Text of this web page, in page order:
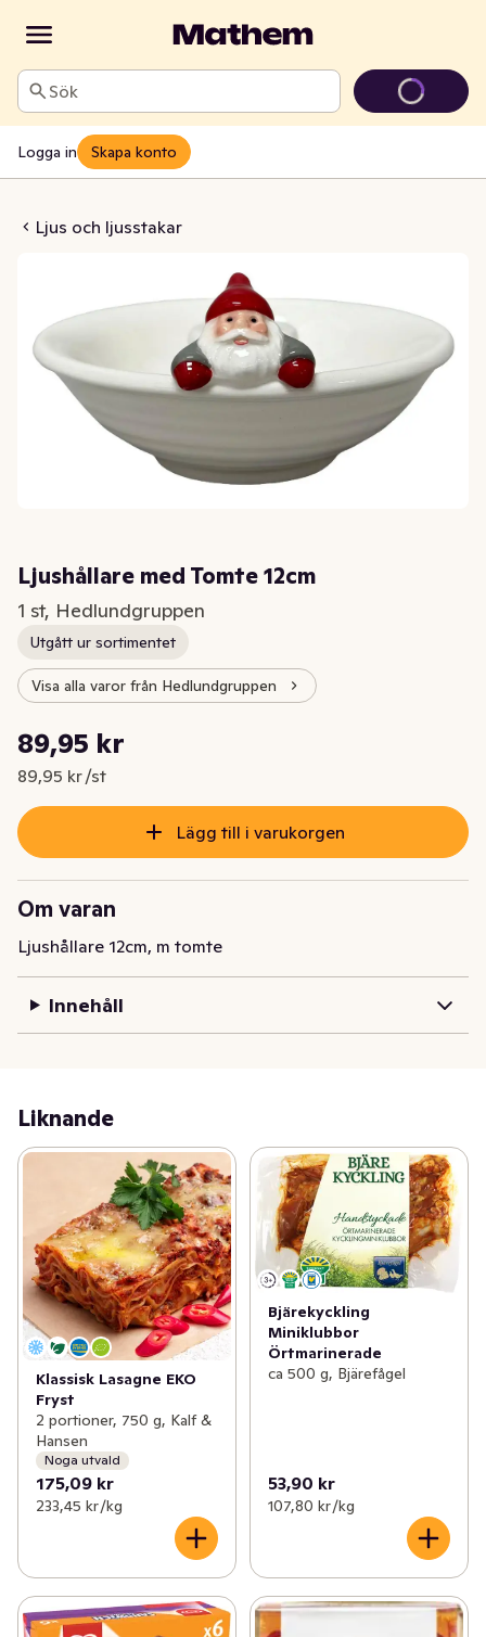
Sök
Logga in Skapa konto
Ljus och ljusstakar
Tomte 12cm
Ljushållare med Tomte 12cm
1 st, Hedlundgruppen
Utgått ur sortimentet
Visa alla varor från Hedlundgruppen
Nuvarande pris är: 89,95 kr
89,95 kr
89,95 kr /st
Styckpris: 89,95 kr /st
Lägg till i varukorgen
Om varan
Ljushållare 12cm, m tomte
Innehåll
Liknande
Klassisk Lasagne EKO
Fryst
2 portioner, 750 g, Kalf &
Hansen
Noga utvald
175,09 kr
233,45 kr /kg
Bjärekyckling
Miniklubbor
Örtmarinerade
ca 500 g, Bjärefågel
53,90 kr
107,80 kr /kg